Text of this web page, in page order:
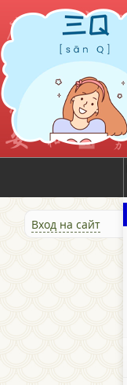
Вход на сайт